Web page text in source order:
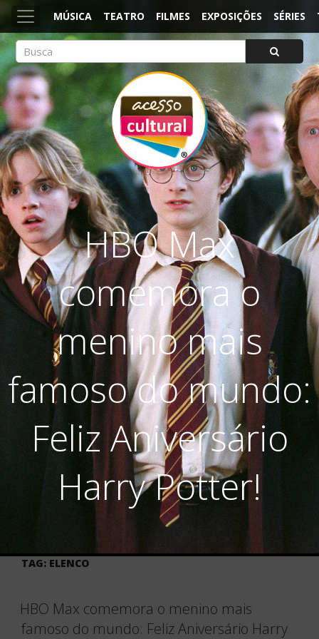
MÚSICA TEATRO FILMES EXPOSIÇÕES SÉRIES
ACESSO CULTURAL
Arte, Cultura Pop e Entretenimento
HBO Max
comemora o
menino mais
famoso do mundo:
Feliz Aniversário
Harry Potter!
TAG: ELENCO
HBO Max comemora o menino mais
famoso do mundo: Feliz Aniversário Harry